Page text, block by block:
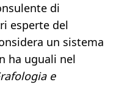
di
esperte del
un sistema
ha uguali nel
e